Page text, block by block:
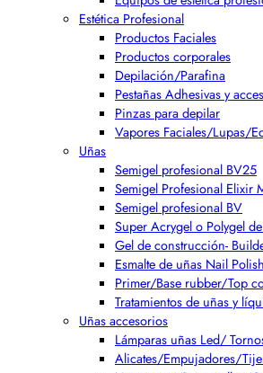
Estética Profesional
Productos Faciales
Productos corporales
Depilación/Parafina
Pestañas Adhesivas y
Pinzas para depilar
Vapores Faciales/Lupas/
Uñas
Semigel profesional BV25
Semigel Profesional Elixir
Semigel profesional BV
Super Acrygel o Polygel
Gel de construcción-
Esmalte de uñas Nail
Primer/Base rubber/Top
Tratamientos de uñas y
Uñas accesorios
Lámparas uñas Led/
Alicates/Empujadores/